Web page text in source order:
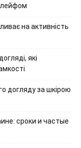
на активність
які
догляду за шкірою
сроки и частые